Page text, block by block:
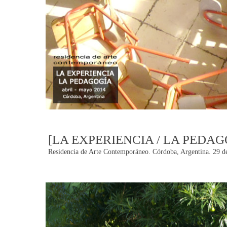
[LA EXPERIENCIA / LA
Residencia de Arte Contemporáneo. Córdoba, Argentina. 29
Post
navigation